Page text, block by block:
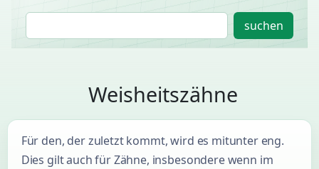
S
u
c
suchen
Weisheitszähne
Für den, der zuletzt kommt, wird es mitunter eng.
Dies gilt auch für Zähne, insbesondere wenn im